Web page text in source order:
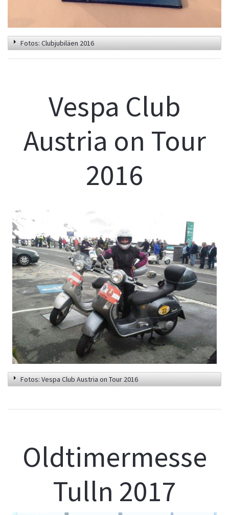
Fotos: Clubjubiläen 2016
Vespa Club
Austria on Tour
2016
Fotos: Vespa Club Austria on Tour 2016
Oldtimermesse
Tulln 2017